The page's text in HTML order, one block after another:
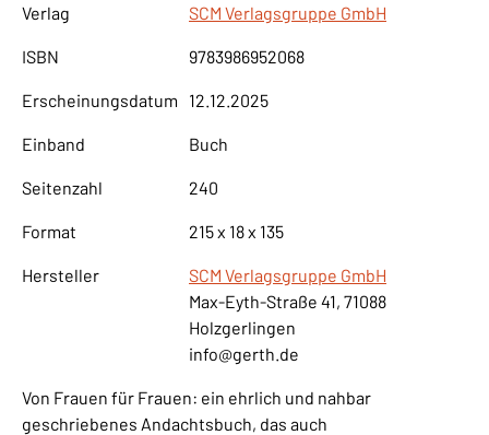
Verlag
SCM Verlagsgruppe GmbH
ISBN 9783986952068
Erscheinungsdatum 12.12.2025
Einband Buch
Seitenzahl 240
Format 215 x 18 x 135
Hersteller
SCM Verlagsgruppe GmbH
Max-Eyth-Straße 41, 71088
Holzgerlingen
info@gerth.de
Von Frauen für Frauen: ein ehrlich und nahbar
geschriebenes Andachtsbuch, das auch